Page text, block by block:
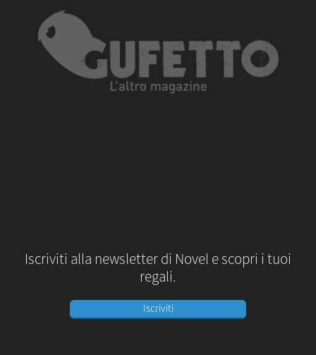
Iscriviti alla newsletter di Novel e scopri i tuoi
regali.
Iscriviti